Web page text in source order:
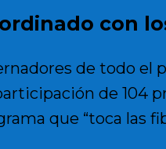
con
de todo el
de 104
que “toca las